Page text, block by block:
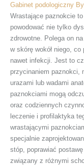
Gabinet podologiczny
Wrastające paznokcie
powodować nie tylko
zdrowotne. Polega on
w skórę wokół niego,
nawet infekcji. Jest to
przycinaniem paznokci,
urazami lub wadami
paznokciami mogą
oraz codziennych
leczenie i profilaktyka
wrastającymi
specjalnie
stóp, poprawiać
związany z różnymi